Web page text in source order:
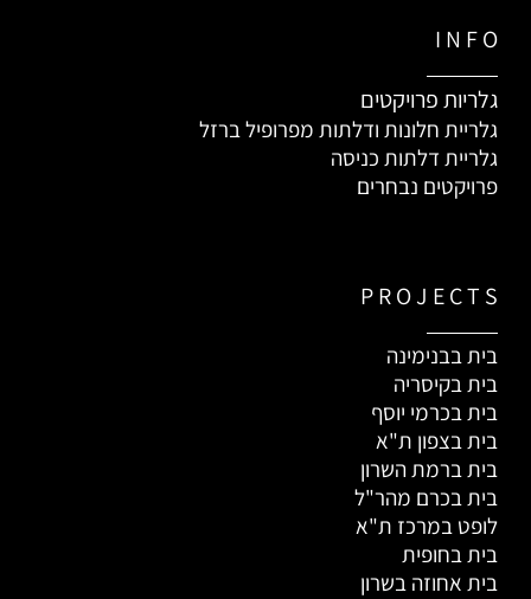
I N F O
גלריות פרויקטים
גלריית חלונות ודלתות מפרופיל ברזל
גלריית דלתות כניסה
פרויקטים נבחרים
P R O J E C T S
בית בבנימינה
בית בקיסריה
בית בכרמי יוסף
בית בצפון ת"א
בית ברמת השרון
בית בכרם מהר"ל
לופט במרכז ת"א
בית בחופית
בית אחוזה בשרון